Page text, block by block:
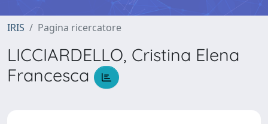
IRIS Pagina ricercatore
LICCIARDELLO, Cristina Elena
Francesca